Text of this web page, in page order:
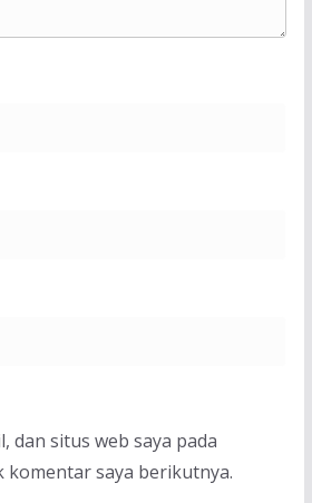
dan situs web saya pada
saya berikutnya.